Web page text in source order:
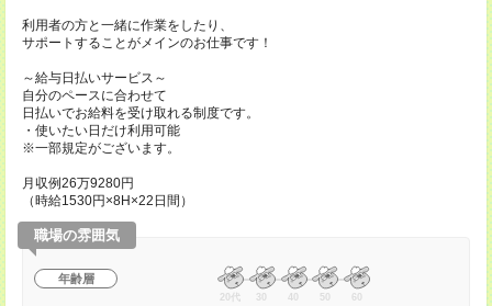
利用者の方と一緒に作業をしたり、
サポートすることがメインのお仕事です！
～給与日払いサービス～
自分のペースに合わせて
日払いでお給料を受け取れる制度です。
・使いたい日だけ利用可能
※一部規定がございます。
月収例26万9280円
（時給1530円×8H×22日間）
職場の雰囲気
年齢層
20代 30 40 50 60